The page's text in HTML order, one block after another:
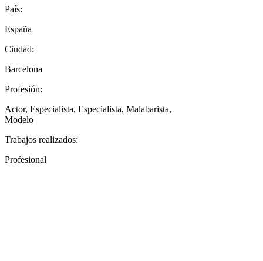
País:
España
Ciudad:
Barcelona
Profesión:
Actor, Especialista, Especialista, Malabarista,
Modelo
Trabajos realizados:
Profesional